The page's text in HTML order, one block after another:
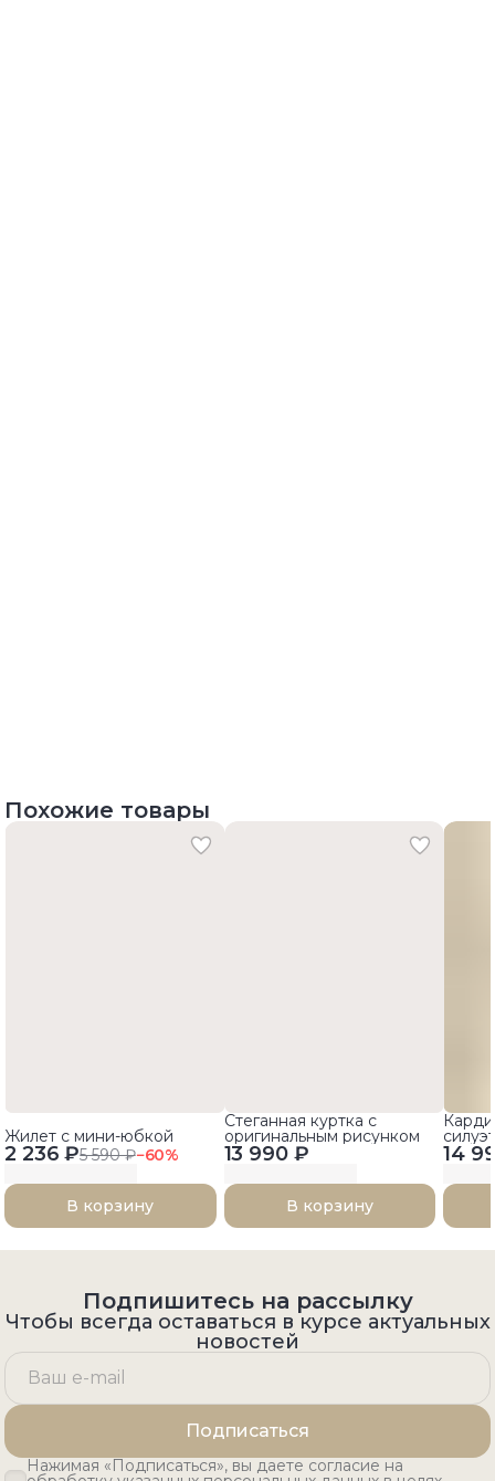
Похожие товары
2 236 ₽5 590 ₽−60%
Жилет с мини-юбкой
В корзину
13 990 ₽
Стеганная куртка с
оригинальным рисунком
В корзину
14
Подпишитесь на рассылку
Чтобы всегда оставаться в курсе актуальных
новостей
Подписаться
Нажимая «Подписаться», вы даете согласие на